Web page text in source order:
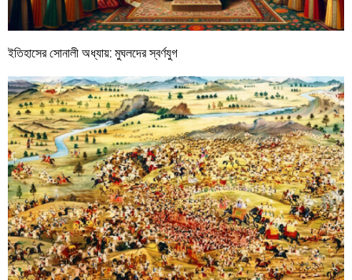
ইতিহাসের সোনালী অধ্যায়: মুঘলদের স্বর্ণযুগ